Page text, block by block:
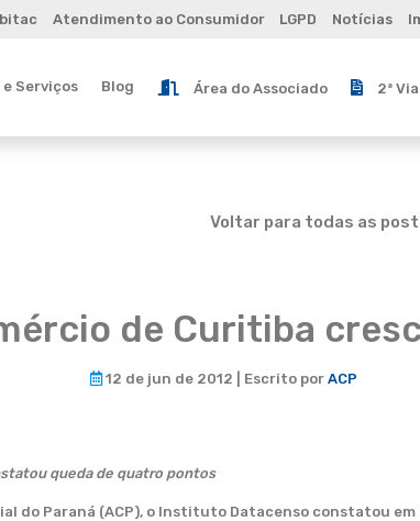
Atendimento ao Consumidor LGPD Notícias
Serviços Blog Área do Associado 2ª
Voltar para todas as
de Curitiba
12 de jun de 2012 | Escrito por ACP
queda de quatro pontos
do Paraná (ACP), o Instituto Datacenso constatou